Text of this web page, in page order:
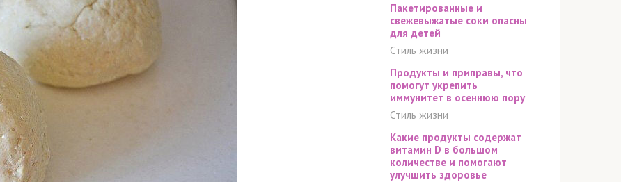
Пакетированные и
свежевыжатые соки опасны
для детей
Стиль жизни
Продукты и приправы, что
помогут укрепить
иммунитет в осеннюю пору
Стиль жизни
Какие продукты содержат
витамин D в большом
количестве и помогают
улучшить здоровье